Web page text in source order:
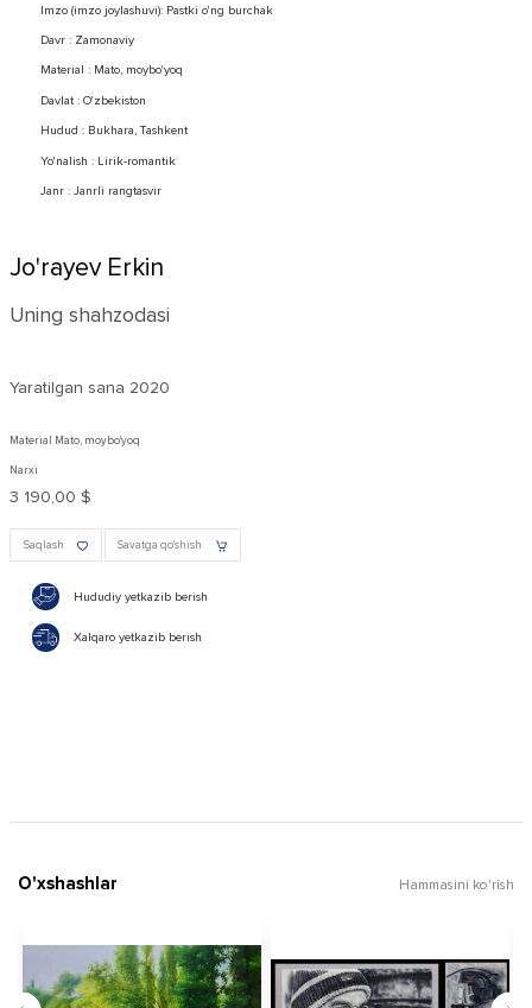
Imzo (imzo joylashuvi): Pastki o'ng burchak
Davr : Zamonaviy
Material : Mato, moybo'yoq
Davlat : O'zbekiston
Hudud : Bukhara, Tashkent
Yo'nalish : Lirik-romantik
Janr : Janrli rangtasvir
Jo'rayev Erkin
Uning shahzodasi
Yaratilgan sana 2020
Material Mato, moybo'yoq
Narxi
3 190,00 $
Saqlash Savatga qo'shish
Hududiy yetkazib berish
Xalqaro yetkazib berish
O'xshashlar Hammasini ko'rish